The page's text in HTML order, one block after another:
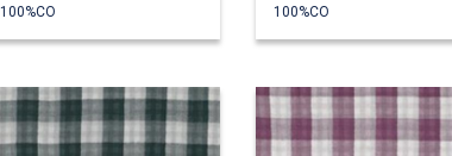
100%CO
100%CO